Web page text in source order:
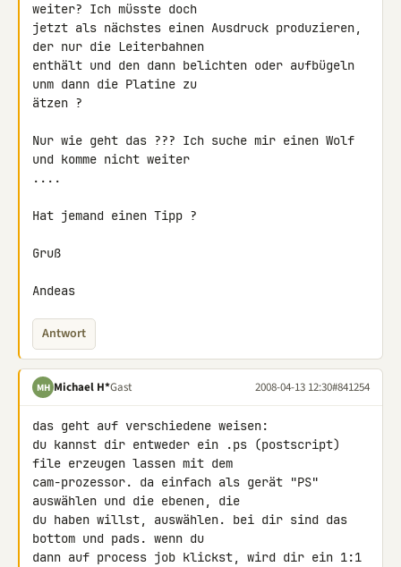
weiter? Ich müsste doch
jetzt als nächstes einen Ausdruck produzieren,
der nur die Leiterbahnen
enthält und den dann belichten oder aufbügeln
unm dann die Platine zu
ätzen ?
Nur wie geht das ??? Ich suche mir einen Wolf
und komme nicht weiter
....
Hat jemand einen Tipp ?
Gruß
Andeas
Antwort
MH Michael H*Gast 2008-04-13 12:30#841254
das geht auf verschiedene weisen:
du kannst dir entweder ein .ps (postscript)
file erzeugen lassen mit dem
cam-prozessor. da einfach als gerät "PS"
auswählen und die ebenen, die
du haben willst, auswählen. bei dir sind das
bottom und pads. wenn du
dann auf process job klickst, wird dir ein 1:1